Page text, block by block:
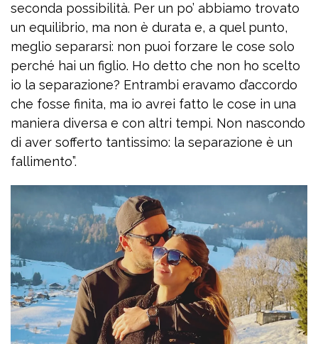
seconda possibilità. Per un po’ abbiamo trovato
un equilibrio, ma non è durata e, a quel punto,
meglio separarsi: non puoi forzare le cose solo
perché hai un figlio. Ho detto che non ho scelto
io la separazione? Entrambi eravamo d’accordo
che fosse finita, ma io avrei fatto le cose in una
maniera diversa e con altri tempi. Non nascondo
di aver sofferto tantissimo: la separazione è un
fallimento”.